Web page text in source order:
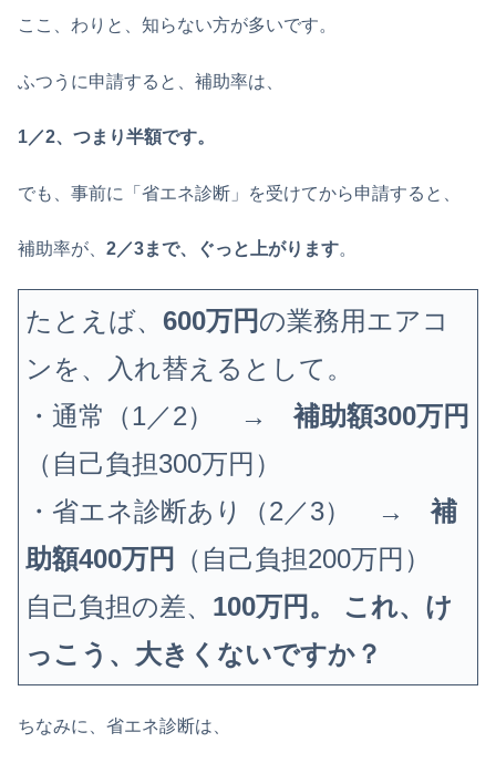
ここ、わりと、知らない方が多いです。
ふつうに申請すると、補助率は、
1／2、つまり半額です。
でも、事前に「省エネ診断」を受けてから申請すると、
補助率が、 2／3まで、ぐっと上がります。
たとえば、 600万円の業務用エアコ
ンを、入れ替えるとして。
・通常（1／2） →補助額300万円
（自己負担300万円）
・省エネ診断あり（2／3） →補
助額400万円
（自己負担200万円）
自己負担の差、 100万円。
これ、け
っこう、大きくないですか？
ちなみに、省エネ診断は、